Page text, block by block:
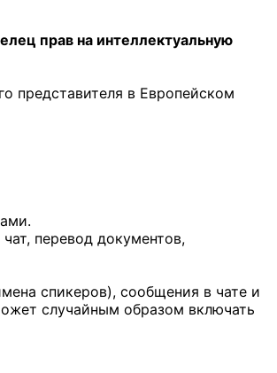
прав на интеллектуальную
представителя в Европейском
перевод документов,
спикеров), сообщения в чате и
случайным образом включать